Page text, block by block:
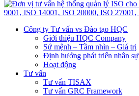
Công ty Tư vấn vs Đào tạo HQC
Giới thiệu HQC Company
Sứ mệnh – Tầm nhìn – Giá trị
Định hướng phát triển nhân sự
Hoạt động
Tư vấn
Tư vấn TISAX
Tư vấn GRC Framework